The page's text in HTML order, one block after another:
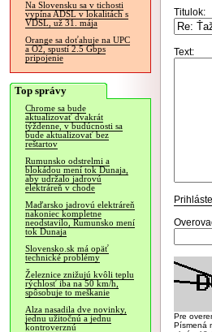
Na Slovensku sa v tichosti
vypína ADSL v lokalitách s
VDSL, už 31. mája
Orange sa doťahuje na UPC
a O2, spustí 2.5 Gbps
pripojenie
Top správy
Chrome sa bude
aktualizovať dvakrát
týždenne, v budúcnosti sa
bude aktualizovať bez
reštartov
Rumunsko odstrelmi a
blokádou mení tok Dunaja,
aby udržalo jadrovú
elektráreň v chode
Maďarsko jadrovú elektráreň
nakoniec kompletne
neodstavilo, Rumunsko mení
tok Dunaja
Slovensko.sk má opäť
technické problémy
Železnice znižujú kvôli teplu
rýchlosť iba na 50 km/h,
spôsobuje to meškanie
Alza nasadila dve novinky,
jednu užitočnú a jednu
kontroverznú
Titulok:
Text:
Pre
Písmená